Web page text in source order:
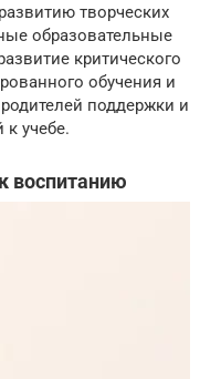
творческих
образовательные
критического
обучения и
поддержки и
к учебе.
воспитанию